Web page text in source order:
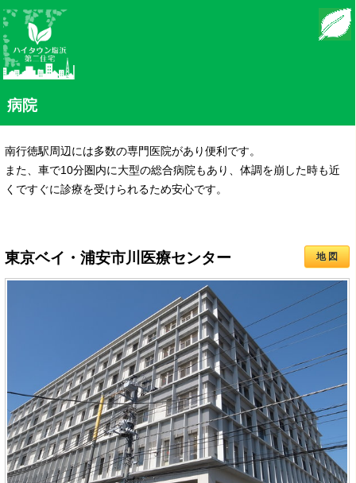
病院
南行徳駅周辺には多数の専門医院があり便利です。
また、車で10分圏内に大型の総合病院もあり、体調を崩した時も近
くですぐに診療を受けられるため安心です。
地 図
東京ベイ・浦安市川医療センター